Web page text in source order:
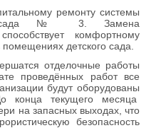
ремонту системы
сада № 3. Замена
комфортному
детского сада.
отделочные работы
проведённых работ все
будут оборудованы
конца текущего месяца
на запасных выходах, что
безопасность